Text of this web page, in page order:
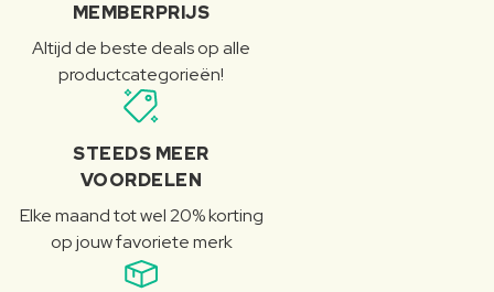
MEMBERPRIJS
Altijd de beste deals op alle
productcategorieën!
STEEDS MEER
VOORDELEN
Elke maand tot wel 20% korting
op jouw favoriete merk